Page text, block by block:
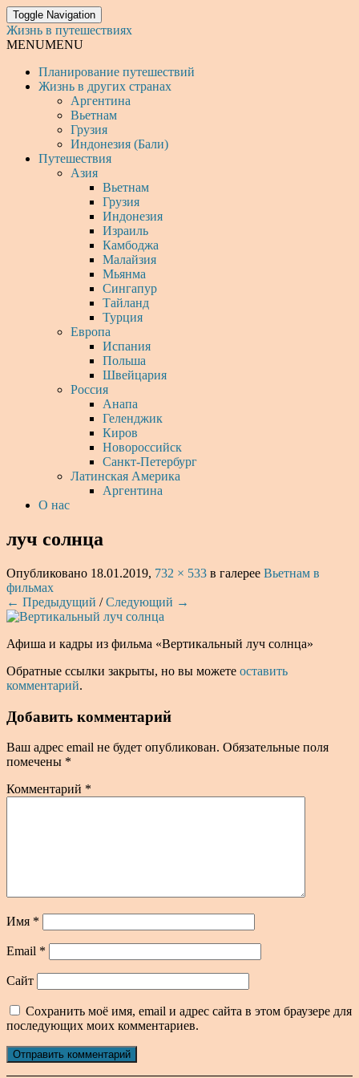
Toggle Navigation
Жизнь в путешествиях
MENUMENU
Планирование путешествий
Жизнь в других странах
Аргентина
Вьетнам
Грузия
Индонезия (Бали)
Путешествия
Азия
Вьетнам
Грузия
Индонезия
Израиль
Камбоджа
Малайзия
Мьянма
Сингапур
Тайланд
Турция
Европа
Испания
Польша
Швейцария
Россия
Анапа
Геленджик
Киров
Новороссийск
Санкт-Петербург
Латинская Америка
Аргентина
О нас
луч солнца
Опубликовано 18.01.2019, 732 × 533 в галерее Вьетнам в
фильмах
← Предыдущий /Следующий →
Афиша и кадры из фильма «Вертикальный луч солнца»
Обратные ссылки закрыты, но вы можете оставить
комментарий.
Добавить комментарий
Ваш адрес email не будет опубликован. Обязательные поля
помечены *
Комментарий *
Имя *
Email *
Сайт
Сохранить моё имя, email и адрес сайта в этом браузере для
последующих моих комментариев.